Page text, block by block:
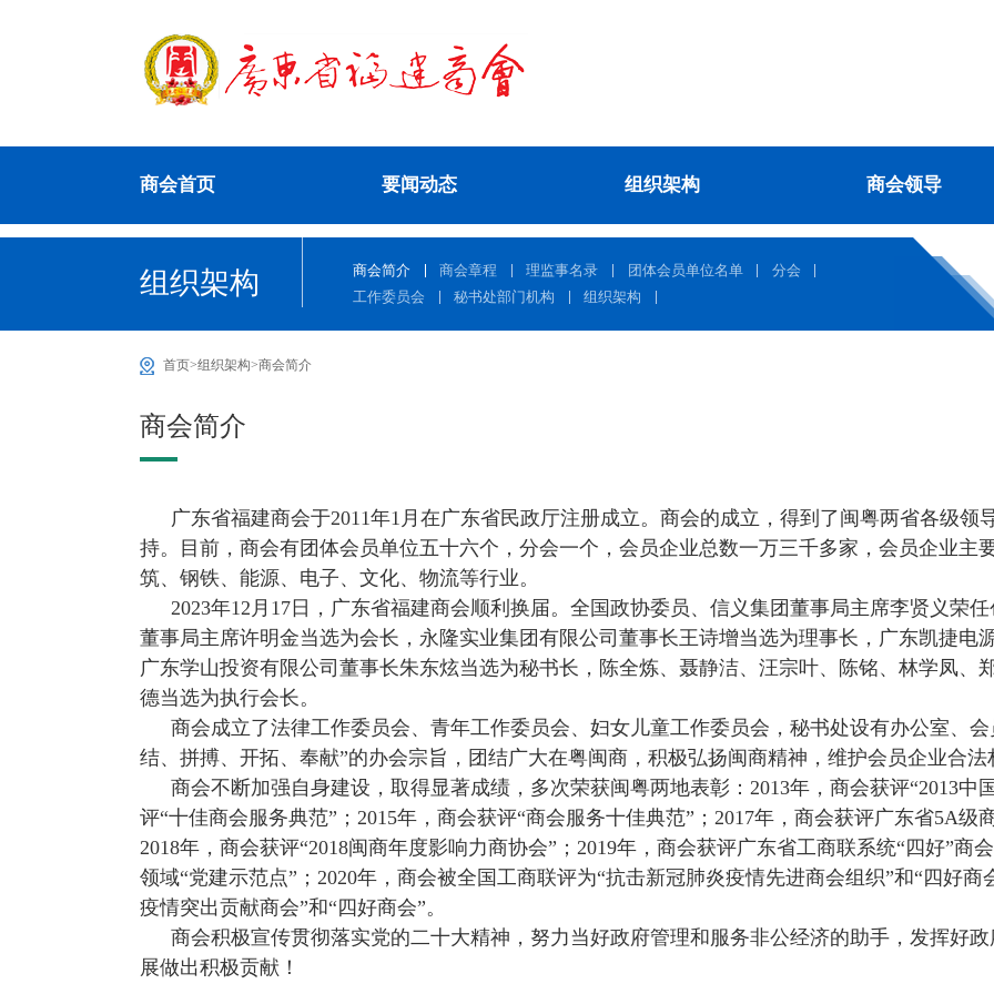
商会首页 要闻动态 组织架构 商会领导
组织架构 商会简介 商会章程 理监事名录 团体会员单位名单
分会
工作委员会
秘书处部门机构 组织架构
首页>组织架构>商会简介
商会简介
广东省福建商会于2011年1月在广东省民政厅注册成立。商会的成立，得到了闽粤两省各级领
持。目前，商会有团体会员单位五十六个，分会一个，会员企业总数一万三千多家，会员企业主
筑、钢铁、能源、电子、文化、物流等行业。
2023年12月17日，广东省福建商会顺利换届。全国政协委员、信义集团董事局主席李贤义荣
董事局主席许明金当选为会长，永隆实业集团有限公司董事长王诗增当选为理事长，广东凯捷电
广东学山投资有限公司董事长朱东炫当选为秘书长，陈全炼、聂静洁、汪宗叶、陈铭、林学凤、
德当选为执行会长。
商会成立了法律工作委员会、青年工作委员会、妇女儿童工作委员会，秘书处设有办公室、
结、拼搏、开拓、奉献”的办会宗旨，团结广大在粤闽商，积极弘扬闽商精神，维护会员企业合法
商会不断加强自身建设，取得显著成绩，多次荣获闽粤两地表彰：2013年，商会获评“2013中
评“十佳商会服务典范”；2015年，商会获评“商会服务十佳典范”；2017年，商会获评广东省5A级
2018年，商会获评“2018闽商年度影响力商协会”；2019年，商会获评广东省工商联系统“四好”商
领域“党建示范点”；2020年，商会被全国工商联评为“抗击新冠肺炎疫情先进商会组织”和“四好
疫情突出贡献商会”和“四好商会”。
商会积极宣传贯彻落实党的二十大精神，努力当好政府管理和服务非公经济的助手，发挥好
展做出积极贡献！